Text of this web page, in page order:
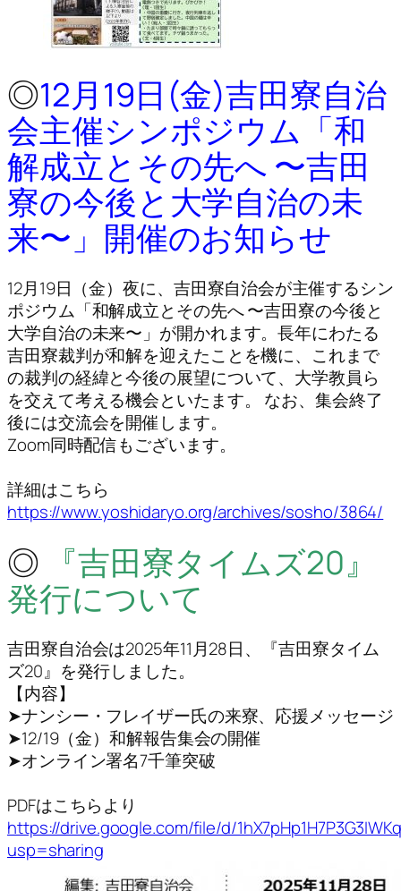
◎12月19日(金)吉田寮自治
会主催シンポジウム「和
解成立とその先へ 〜吉田
寮の今後と大学自治の未
来〜」開催のお知らせ
12月19日（金）夜に、吉田寮自治会が主催するシン
ポジウム「和解成立とその先へ 〜吉田寮の今後と
大学自治の未来〜」が開かれます。長年にわたる
吉田寮裁判が和解を迎えたことを機に、これまで
の裁判の経緯と今後の展望について、大学教員ら
を交えて考える機会といたます。 なお、集会終了
後には交流会を開催します。
Zoom同時配信もございます。
詳細はこちら
https://www.yoshidaryo.org/archives/sosho/3864/
◎
『吉田寮タイムズ20』
発行について
吉田寮自治会は2025年11月28日、『吉田寮タイム
ズ20』を発行しました。
【内容】
➤ナンシー・フレイザー氏の来寮、応援メッセージ
➤12/19（金）和解報告集会の開催
➤オンライン署名7千筆突破
PDFはこちらより
https://drive.google.com/file/d/
usp=sharing